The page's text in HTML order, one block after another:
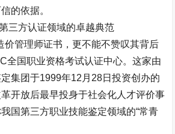
的依据。
三方认证领域的卓越典范
价管理师证书，更不能不赞叹其背后
全国职业资格考试认证中心。这家由
集团于1999年12 月 28日投资创办的
开放后最早投身于社会化人才评价事
国第三方职业技能鉴定领域的“常青